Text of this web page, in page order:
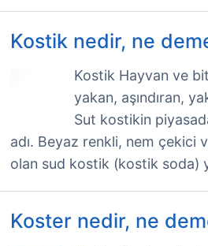
Kostik nedir, ne
Kostik Hayvan ve
yakan, aşındıran,
Sut kostikin
adı. Beyaz renkli, nem çekici
olan sud kostik (kostik soda)
Koster nedir, ne